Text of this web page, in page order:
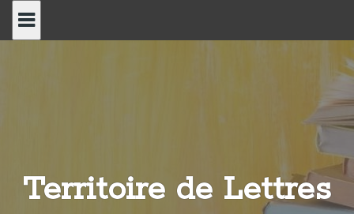
Territoire de Lettres